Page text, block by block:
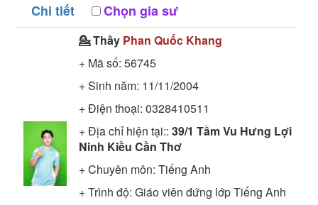
Chi tiết Chọn gia sư
💁 Thầy Phan Quốc Khang
+ Mã số: 56745
+ Sinh năm: 11/11/2004
+ Điện thoại: 0328410511
+ Địa chỉ hiện tại:: 39/1 Tầm Vu Hưng Lợi
Ninh Kiều Cần Thơ
+ Chuyên môn: Tiếng Anh
+ Trình độ: Giáo viên đứng lớpTiếng Anh